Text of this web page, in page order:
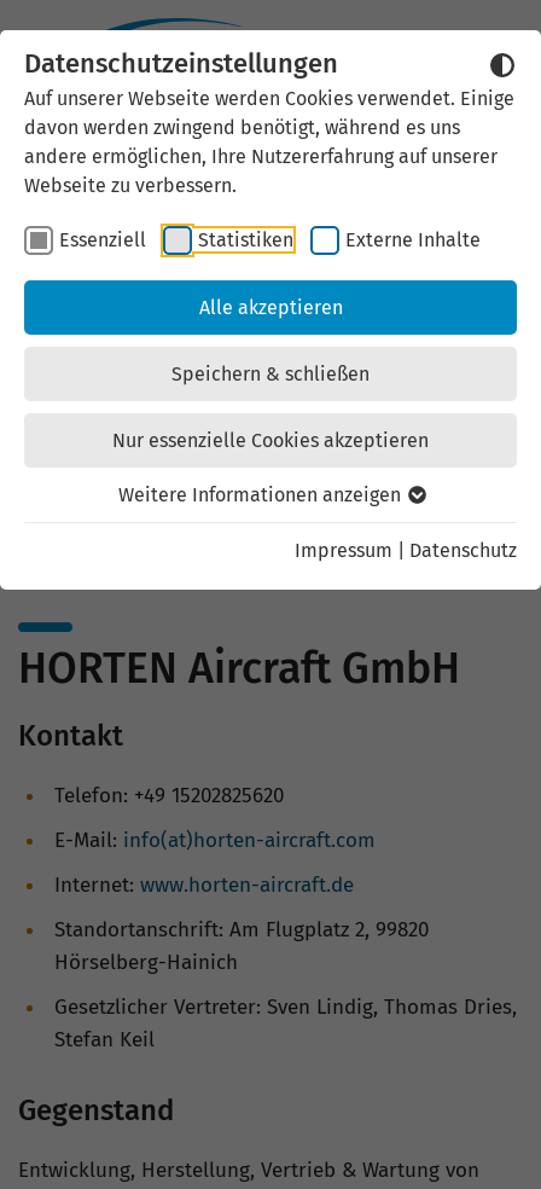
Datenschutzeinstellungen
Auf unserer Webseite werden Cookies verwendet. Einige
davon werden zwingend benötigt, während es uns
andere ermöglichen, Ihre Nutzererfahrung auf unserer
Webseite zu verbessern.
Essenziell Statistiken Externe Inhalte
Alle akzeptieren
Speichern & schließen
Nur essenzielle Cookies akzeptieren
Weitere Informationen anzeigen
Impressum Datenschutz
Externen Inhalt laden
Wir verwenden auf unserer
Website externe Inhalte, um Ihnen
zusätzliche Informationen
anzubieten. Einige externe Inhalte
(z.B. Google Maps, Youtube)
können persönliche Daten (z.B. IP-
Mit der Bestätigung erklären Sie
HORTEN Aircraft GmbH
Kontakt
Telefon: +49 15202825620
E-Mail: info(at)horten-aircraft.com
Internet: www.horten-aircraft.de
Standortanschrift: Am Flugplatz 2, 99820
Hörselberg-Hainich
Gesetzlicher Vertreter: Sven Lindig, Thomas Dries,
Stefan Keil
Gegenstand
Entwicklung, Herstellung, Vertrieb & Wartung von